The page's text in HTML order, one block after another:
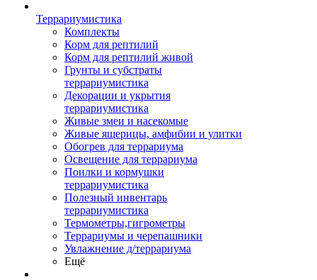
Террариумистика
Комплекты
Корм для рептилий
Корм для рептилий живой
Грунты и субстраты
террариумистика
Декорации и укрытия
террариумистика
Живые змеи и насекомые
Живые ящерицы, амфибии и улитки
Обогрев для террариума
Освещение для террариума
Поилки и кормушки
террариумистика
Полезный инвентарь
террариумистика
Термометры,гигрометры
Террариумы и черепашники
Увлажнение д/террариума
Ещё